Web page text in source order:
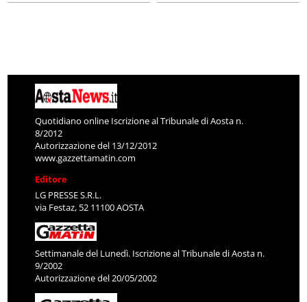
Quotidiano online Iscrizione al Tribunale di Aosta n.
8/2012
Autorizzazione del 13/12/2012
www.gazzettamatin.com
Editore
LG PRESSE S.R.L.
via Festaz, 52 11100 AOSTA
Settimanale del Lunedì. Iscrizione al Tribunale di Aosta n.
9/2002
Autorizzazione del 20/05/2002